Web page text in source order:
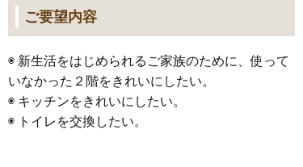
ご要望内容
◉ 新生活をはじめられるご家族のために、使って
いなかった２階をきれいにしたい。
◉ キッチンをきれいにしたい。
◉ トイレを交換したい。